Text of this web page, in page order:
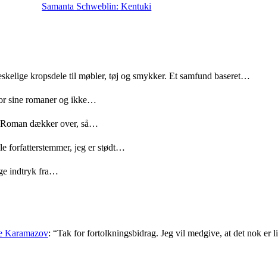
Samanta Schweblin: Kentuki
kropsdele til møbler, tøj og smykker. Et samfund baseret…
sine romaner og ikke…
dækker over, så…
forfatterstemmer, jeg er stødt…
indtryk fra…
Karamazov: “Tak for fortolkningsbidrag. Jeg vil medgive, at det nok